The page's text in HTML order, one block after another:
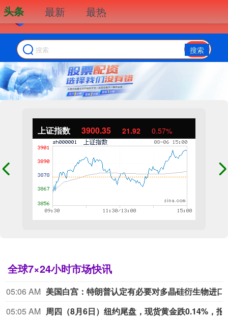
搜索
上证指数 3900.35 21.92 0.57%
全球7×24小时市场快讯
05:06 AM
05:05 AM
头条 最新 最热